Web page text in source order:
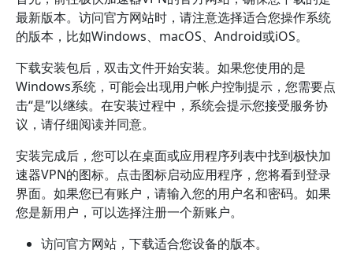
最新版本。访问官方网站时，请注意选择适合您操作系统
的版本，比如Windows、macOS、Android或iOS。
下载安装包后，双击文件开始安装。如果您使用的是
Windows系统，可能会出现用户帐户控制提示，您需要点
击“是”以继续。在安装过程中，系统会提示您接受服务协
议，请仔细阅读并同意。
安装完成后，您可以在桌面或应用程序列表中找到极快加
速器VPN的图标。点击图标启动应用程序，您将看到登录
界面。如果您已有账户，请输入您的用户名和密码。如果
您是新用户，可以选择注册一个新账户。
访问官方网站，下载适合您设备的版本。